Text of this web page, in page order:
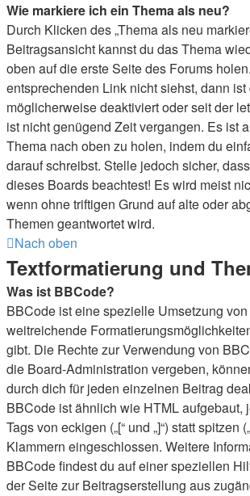
Wie markiere ich ein Thema als neu?
Durch Klicken des „Thema als neu
Beitragsansicht kannst du das Thema
oben auf die erste Seite des Forums
entsprechenden Link nicht siehst, dann ist
möglicherweise deaktiviert oder seit der
ist nicht genügend Zeit vergangen. Es ist
Thema nach oben zu holen, indem du
darauf schreibst. Stelle jedoch sicher,
dieses Boards beachtest! Es wird meist
wenn ohne triftigen Grund auf alte oder
Themen geantwortet wird.
Nach oben
Textformatierung und
Was ist BBCode?
BBCode ist eine spezielle Umsetzung
weitreichende
gibt. Die Rechte zur Verwendung von
die Board-Administration vergeben,
durch dich für jeden einzelnen Beitrag
BBCode ist ähnlich wie HTML aufgebaut,
Tags von eckigen („[“ und „]“) statt spitzen
Klammern eingeschlossen. Weitere
BBCode findest du auf einer speziellen
der Seite zur Beitragserstellung aus